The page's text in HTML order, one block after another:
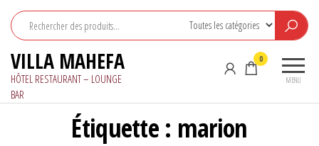
contenu
VILLA MAHEFA
HÔTEL RESTAURANT – LOUNGE
BAR
MENU
0
Étiquette : marion